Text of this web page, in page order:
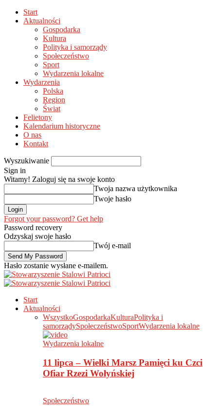
Start
Aktualności
Gospodarka
Kultura
Polityka i samorządy
Społeczeństwo
Sport
Wydarzenia lokalne
Wydarzenia
Polska
Region
Świat
Felietony
Kalendarium historyczne
O nas
Kontakt
Wyszukiwanie
Sign in
Witamy! Zaloguj się na swoje konto
Twoja nazwa użytkownika
Twoje hasło
Forgot your password? Get help
Password recovery
Odzyskaj swoje hasło
Twój e-mail
Hasło zostanie wysłane e-mailem.
Start
Aktualności
WszystkoGospodarkaKulturaPolityka i
samorządySpołeczeństwoSportWydarzenia lokalne
Wydarzenia lokalne
11 lipca – Wielki Marsz Pamięci ku Czci
Ofiar Rzezi Wołyńskiej
Społeczeństwo